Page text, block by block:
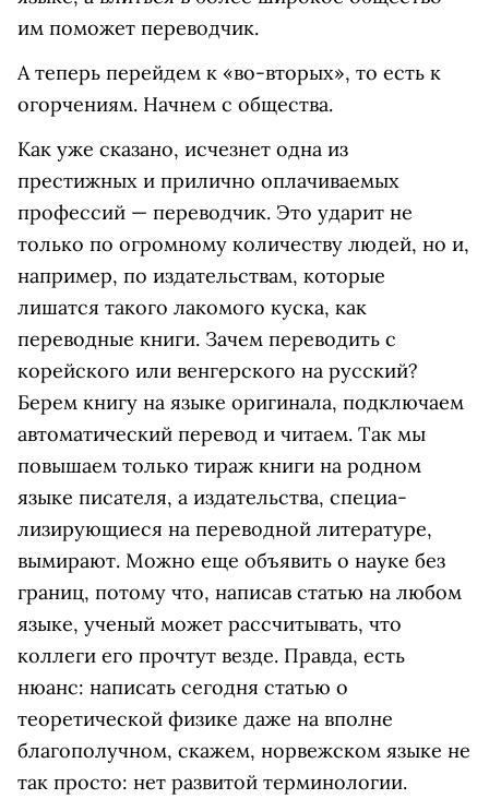
им поможет переводчик.
А теперь перейдем к «во-вторых», то есть к
огорчениям. Начнем с общества.
Как уже сказано, исчезнет одна из
престижных и прилично оплачиваемых
профессий — переводчик. Это ударит не
только по огромному количеству людей, но и,
например, по издательствам, которые
лишатся такого лакомого куска, как
переводные книги. Зачем переводить с
корейского или венгерского на русский?
Берем книгу на языке оригинала, подключаем
автоматический перевод и читаем. Так мы
повышаем только тираж книги на родном
языке писателя, а издательства, специа­
лизирующиеся на переводной литературе,
вымирают. Можно еще объявить о науке без
границ, потому что, написав статью на любом
языке, ученый может рассчитывать, что
коллеги его прочтут везде. Правда, есть
нюанс: написать сегодня статью о
теоретической физике даже на вполне
благополучном, скажем, норвежском языке не
так просто: нет развитой терминологии.